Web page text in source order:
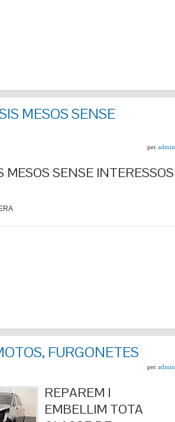
MESOS SENSE
per admin
MESOS SENSE INTERESSOS
FURGONETES
per admin
REPAREM I
EMBELLIM TOTA